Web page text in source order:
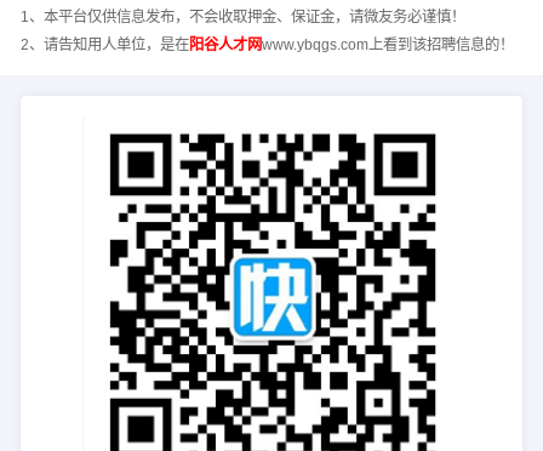
1、本平台仅供信息发布，不会收取押金、保证金，请微友务必谨慎！
2、请告知用人单位，是在阳谷人才网www.ybqgs.com上看到该招聘信息的！